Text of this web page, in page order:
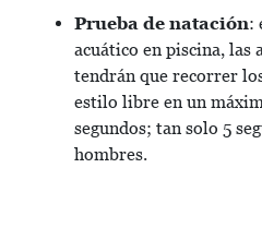
Prueba de natación:
acuático en piscina, las
tendrán que recorrer
estilo libre en un
segundos; tan solo 5
hombres.